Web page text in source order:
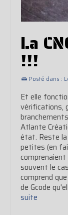
La
!!!
Posté dans :
Et elle
vérifications,
Atlante
état. Reste la
petites (en
souvent le
comprend
de Gcode
suite